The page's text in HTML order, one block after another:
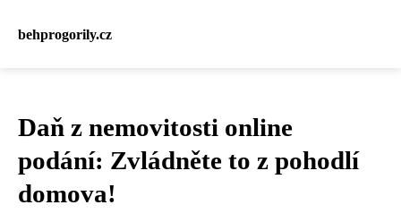
behprogorily.cz
Daň z nemovitosti online
podání: Zvládněte to z pohodlí
domova!